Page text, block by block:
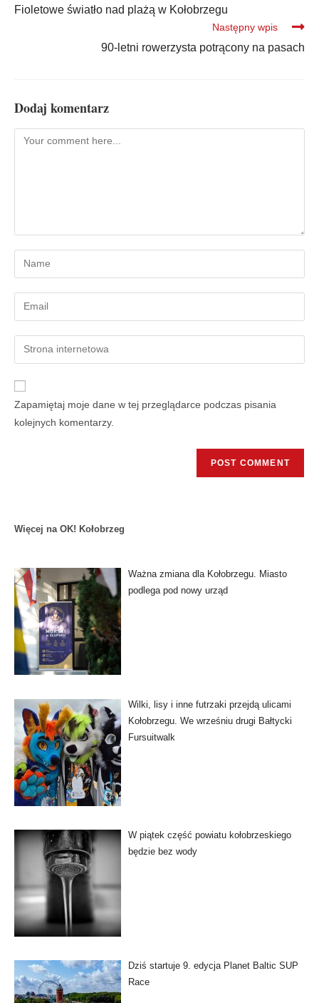
Fioletowe światło nad plażą w Kołobrzegu
Następny wpis
90-letni rowerzysta potrącony na pasach
Dodaj komentarz
Zapamiętaj moje dane w tej przeglądarce podczas pisania
kolejnych komentarzy.
Więcej na OK! Kołobrzeg
Ważna zmiana dla Kołobrzegu. Miasto
podlega pod nowy urząd
Wilki, lisy i inne futrzaki przejdą ulicami
Kołobrzegu. We wrześniu drugi Bałtycki
Fursuitwalk
W piątek część powiatu kołobrzeskiego
będzie bez wody
Dziś startuje 9. edycja Planet Baltic SUP
Race